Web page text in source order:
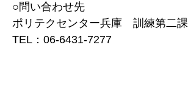
○問い合わせ先
ポリテクセンター兵庫 訓練第二課
TEL：06-6431-7277